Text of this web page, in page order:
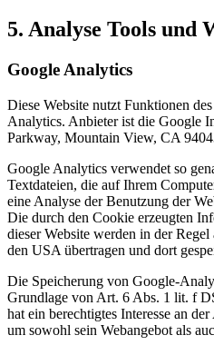
5. Analyse Tools und
Google Analytics
Diese Website nutzt Funktionen
Analytics. Anbieter ist die Google
Parkway, Mountain View, CA
Google Analytics verwendet so
Textdateien, die auf Ihrem
eine Analyse der Benutzung der
Die durch den Cookie erzeugten
dieser Website werden in der
den USA übertragen und dort
Die Speicherung von Google-
Grundlage von Art. 6 Abs. 1 lit. f
hat ein berechtigtes Interesse an
um sowohl sein Webangebot als